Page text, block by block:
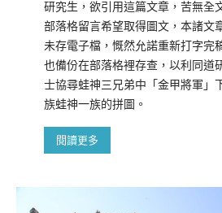
研究生，欲引用這篇文章，苦無全
部落格留言希望取得圖文，本諸文
未存電子檔，慨然允諾重新打字完
也備份在部落格裡存查，以利同道
士協尋蛙神三兄弟中「金甲將軍」
族蛙神一族的拼圖。
閱讀更多